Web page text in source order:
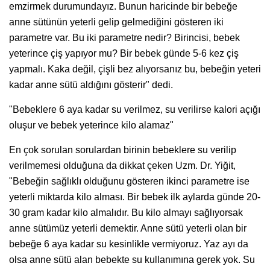
emzirmek durumundayız. Bunun haricinde bir bebeğe
anne sütünün yeterli gelip gelmediğini gösteren iki
parametre var. Bu iki parametre nedir? Birincisi, bebek
yeterince çiş yapıyor mu? Bir bebek günde 5-6 kez çiş
yapmalı. Kaka değil, çişli bez alıyorsanız bu, bebeğin yeteri
kadar anne sütü aldığını gösterir" dedi.
"Bebeklere 6 aya kadar su verilmez, su verilirse kalori açığı
oluşur ve bebek yeterince kilo alamaz"
En çok sorulan sorulardan birinin bebeklere su verilip
verilmemesi olduğuna da dikkat çeken Uzm. Dr. Yiğit,
"Bebeğin sağlıklı olduğunu gösteren ikinci parametre ise
yeterli miktarda kilo alması. Bir bebek ilk aylarda günde 20-
30 gram kadar kilo almalıdır. Bu kilo almayı sağlıyorsak
anne sütümüz yeterli demektir. Anne sütü yeterli olan bir
bebeğe 6 aya kadar su kesinlikle vermiyoruz. Yaz ayı da
olsa anne sütü alan bebekte su kullanımına gerek yok. Su